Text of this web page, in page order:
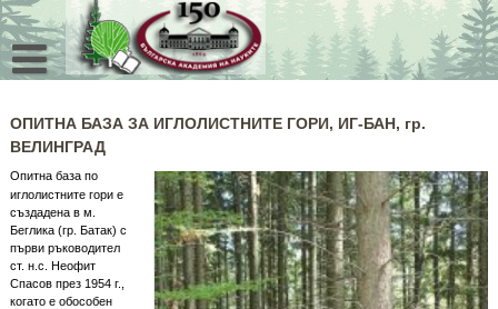
Skip
to
content
ОПИТНА БАЗА ЗА ИГЛОЛИСТНИТЕ ГОРИ, ИГ-БАН, гр.
ВЕЛИНГРАД
Опитна база по
иглолистните гори е
създадена в м.
Беглика (гр. Батак) с
първи ръководител
ст. н.с. Неофит
Спасов през 1954 г.,
когато е обособен